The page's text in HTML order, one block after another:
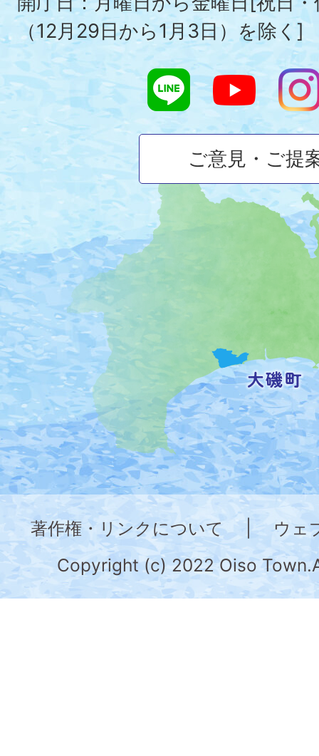
磯
町
の
位
置
を
記
し
た
地
図。
神
奈
川
県
の
（12月29日から1月3日）を除く]
ご意見・ご提
著作権・リンクについて
ウェ
Copyright (c) 2022 Oiso